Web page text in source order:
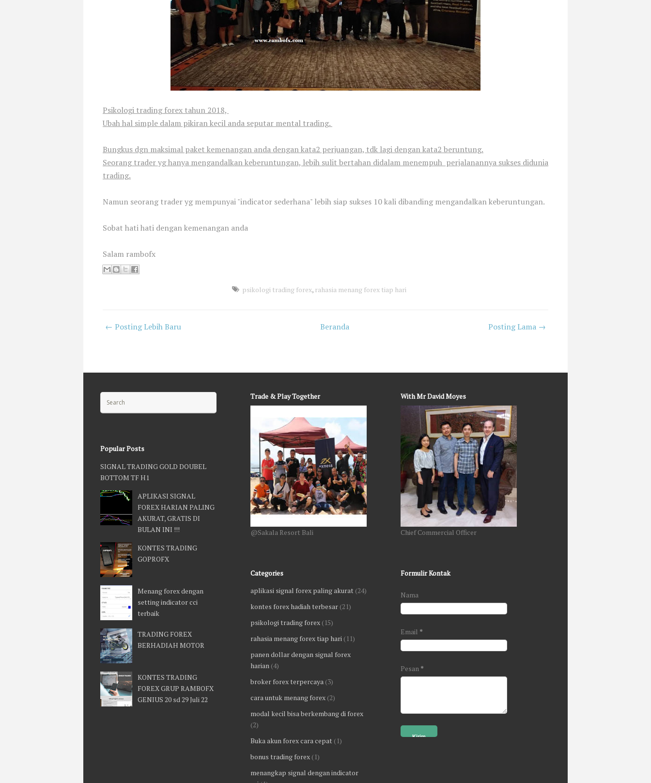
Psikologi trading forex tahun 2018,
Ubah hal simple dalam pikiran kecil anda seputar mental trading.
Bungkus dgn maksimal paket kemenangan anda dengan kata2 perjuangan, tdk lagi dengan kata2 beruntung.
Seorang trader yg hanya mengandalkan keberuntungan, lebih sulit bertahan didalam menempuh perjalanannya sukses didunia
trading.
Namun seorang trader yg mempunyai "indicator sederhana" lebih siap sukses 10 kali dibanding mengandalkan keberuntungan.
Sobat hati hati dengan kemenangan anda
Salam rambofx
psikologi trading forex, rahasia menang forex tiap hari
← Posting Lebih Baru Posting Lama →
Beranda
Search for: Trade & Play Together
@Sakala Resort Bali
With Mr David Moyes
Chief Commercial Officer
Popular Posts
SIGNAL TRADING GOLD DOUBEL
BOTTOM TF H1
APLIKASI SIGNAL
FOREX HARIAN PALING
AKURAT, GRATIS DI
BULAN INI !!!
KONTES TRADING
GOPROFX
Menang forex dengan
setting indicator cci
terbaik
TRADING FOREX
BERHADIAH MOTOR
KONTES TRADING
FOREX GRUP RAMBOFX
GENIUS 20 sd 29 Juli 22
Categories
aplikasi signal forex paling akurat (24)
kontes forex hadiah terbesar (21)
psikologi trading forex (15)
rahasia menang forex tiap hari (11)
panen dollar dengan signal forex
harian (4)
broker forex terpercaya (3)
cara untuk menang forex (2)
modal kecil bisa berkembang di forex
(2)
Buka akun forex cara cepat (1)
bonus trading forex (1)
menangkap signal dengan indicator
Formulir Kontak
Nama
Email *
Pesan *